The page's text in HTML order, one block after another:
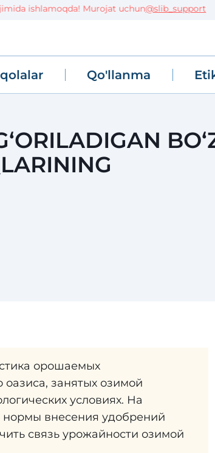
ishlamoqda! Murojat uchun@slib_support
Qo'llanma
орошаемых
оазиса, занятых озимой
условиях. На
внесения удобрений
связь урожайности озимой